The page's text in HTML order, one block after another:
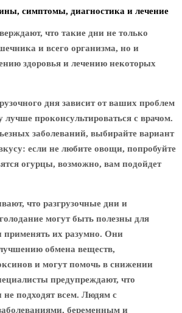
симптомы, диагностика и лечение
что такие дни не только
и всего организма, но и
здоровья и лечению некоторых
дня зависит от ваших проблем
лучше проконсультироваться с врачом.
заболеваний, выбирайте вариант
если не любите овощи, попробуйте
огурцы, возможно, вам подойдет
что разгрузочные дни и
могут быть полезны для
применять их разумно. Они
обмена веществ,
и могут помочь в снижении
предупреждают, что
не подходят всем. Людям с
беременным и